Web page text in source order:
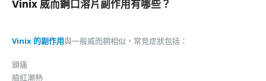
Vinix 威而鋼口溶片副作用有哪些？
Vinix 的副作用與一般威而鋼相似，常見症狀包括：
頭痛
臉紅潮熱